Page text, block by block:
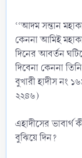
‘‘আদম সন্তান
কেননা আমিই
দিনের আবর্তন
দিবেনা কেননা
বুখারী হাদীস নং
২২৪৬)
এহাদীসের ভাবার্থ
বুঝিয়ে দিন?